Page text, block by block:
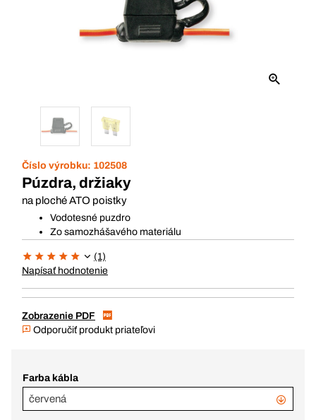
Číslo výrobku: 102508
Púzdra, držiaky
na ploché ATO poistky
Vodotesné puzdro
Zo samozhášavého materiálu
(1)
Napísať hodnotenie
Zobrazenie PDF
Odporučiť produkt priateľovi
Farba kábla
červená